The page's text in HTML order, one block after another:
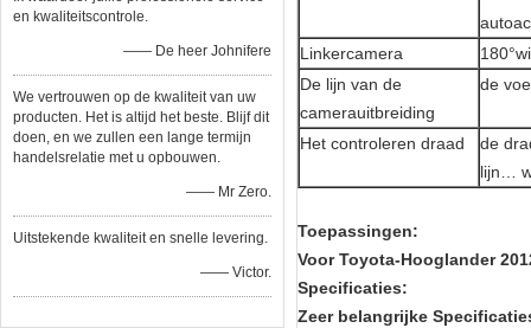
en kwaliteitscontrole.
—— De heer Johnifere
We vertrouwen op de kwaliteit van uw
producten. Het is altijd het beste. Blijf dit
doen, en we zullen een lange termijn
handelsrelatie met u opbouwen.
—— Mr Zero.
Uitstekende kwaliteit en snelle levering.
—— Victor.
Linkercamera
De lijn van de
camerauitbreiding
de
Het controleren draad
de
lijn…
Toepassingen:
Voor Toyota-Hooglander
Specificaties:
Zeer belangrijke